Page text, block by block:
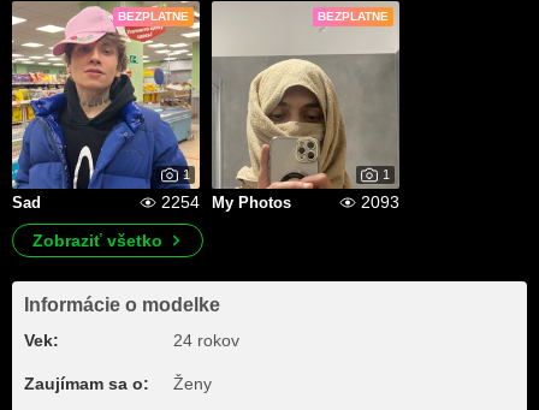
BEZPLATNE
1
Sad 2254
BEZPLATNE
1
My Photos
2093
Zobraziť všetko
Informácie o modelke
Vek: 24 rokov
Zaujímam sa o: Ženy